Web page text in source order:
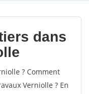
dans
? Comment
Verniolle ? En